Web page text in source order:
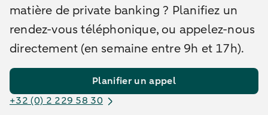
matière de private banking ? Planifiez un
rendez-vous téléphonique, ou appelez-nous
directement (en semaine entre 9h et 17h).
Planifier un appel
+32 (0) 2 229 58 30